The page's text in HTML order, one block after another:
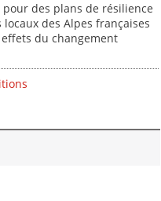
des plans de résilience
des Alpes françaises
du changement